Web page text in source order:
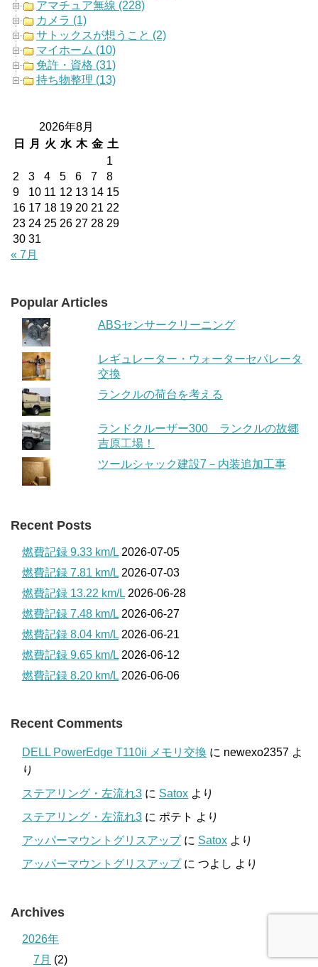
アマチュア無線 (228)
カメラ (1)
サトックスが想うこと (2)
マイホーム (10)
免許・資格 (31)
持ち物整理 (13)
2026年8月
日
月 火 水 木 金 土
1
2
3 4 5 6 7
8
9
10 11 12 13 14 15
16 17 18 19 20 21 22
23 24 25 26 27 28 29
30 31
« 7月
Popular Articles
ABSセンサークリーニング
レギュレーター・ウォーターセパレータ
交換
ランクルの荷台を考える
ランドクルーザー300 ランクルの故郷
吉原工場！
ツールシャック建設7－内装追加工事
Recent Posts
燃費記録 9.33 km/L 2026-07-05
燃費記録 7.81 km/L 2026-07-03
燃費記録 13.22 km/L 2026-06-28
燃費記録 7.48 km/L 2026-06-27
燃費記録 8.04 km/L 2026-06-21
燃費記録 9.65 km/L 2026-06-12
燃費記録 8.20 km/L 2026-06-06
Recent Comments
DELL PowerEdge T110ii メモリ交換 に newexo2357 よ
り
ステアリング・左流れ3 に Satox より
ステアリング・左流れ3 に ポテト より
アッパーマウントグリスアップに Satox より
アッパーマウントグリスアップに つよし より
Archives
2026年
7月 (2)